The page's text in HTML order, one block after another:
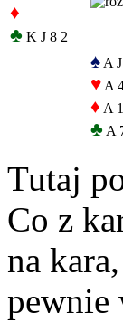
♦
♣ K J 8 2
♠ A
♥ A
♦ A
♣ A
Tutaj
Co z
na
pewnie